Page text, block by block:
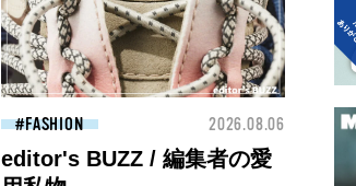
FASHION 2026.08.06
editor's BUZZ / 編集者の愛